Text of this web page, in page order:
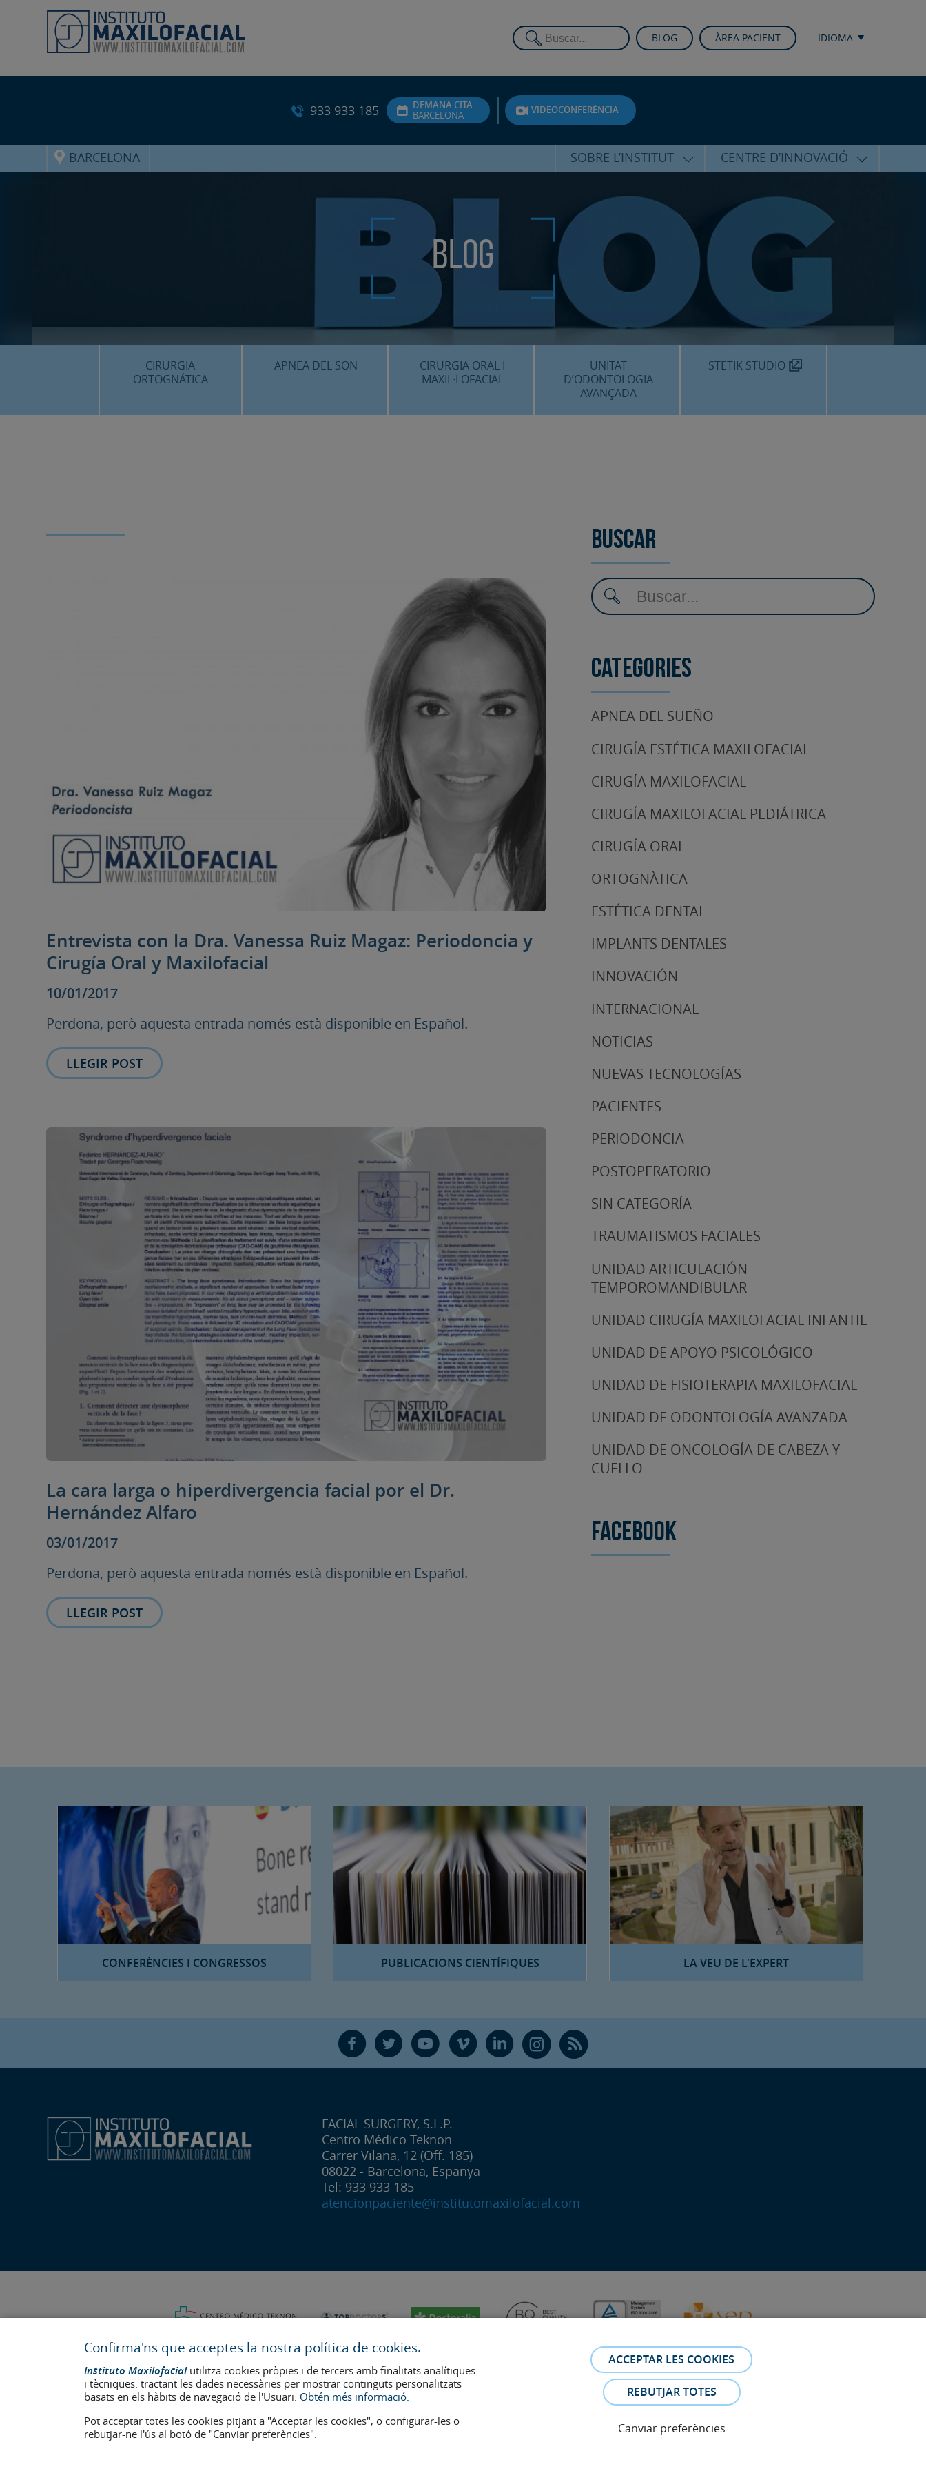
BLOG ÀREA PACIENT IDIOMA
933 933 185
DEMANA CITA
BARCELONA
VIDEOCONFERÈNCIA
BARCELONA SOBRE L’INSTITUT
ALFARO
ATENCIÓ PERSONALITZADA
UNITAT DE SUPORT
PSICOLÒGIC
SERVEIS INTERNACIONALS
CENTRE MÈDIC TEKNON
ON SOM?
CENTRE D’INNOVACIÓ
CONFERÈNCIES I CONGRESSOS
FORMACIÓ
PUBLICACIONS CIENTÍFIQUES
LA VEU DE L’EXPERT
Blog
CIRURGIA
ORTOGNÁTICA
APNEA DEL SON
CIRURGIA ORAL I
MAXIL·LOFACIAL
UNITAT
D’ODONTOLOGIA
AVANÇADA
STETIK STUDIO
Entrevista con la Dra. Vanessa Ruiz Magaz: Periodoncia y
Cirugía Oral y Maxilofacial
10/01/2017
Perdona, però aquesta entrada només està disponible en Español.
LLEGIR POST
La cara larga o hiperdivergencia facial por el Dr.
Hernández Alfaro
03/01/2017
Perdona, però aquesta entrada només està disponible en Español.
LLEGIR POST
Buscar
Categories
APNEA DEL SUEÑO
CIRUGÍA ESTÉTICA MAXILOFACIAL
CIRUGÍA MAXILOFACIAL
CIRUGÍA MAXILOFACIAL PEDIÁTRICA
CIRUGÍA ORAL
ORTOGNÀTICA
ESTÉTICA DENTAL
IMPLANTS DENTALES
INNOVACIÓN
INTERNACIONAL
NOTICIAS
NUEVAS TECNOLOGÍAS
PACIENTES
PERIODONCIA
POSTOPERATORIO
SIN CATEGORÍA
TRAUMATISMOS FACIALES
UNIDAD ARTICULACIÓN
TEMPOROMANDIBULAR
UNIDAD CIRUGÍA MAXILOFACIAL INFANTIL
UNIDAD DE APOYO PSICOLÓGICO
UNIDAD DE FISIOTERAPIA MAXILOFACIAL
UNIDAD DE ODONTOLOGÍA AVANZADA
UNIDAD DE ONCOLOGÍA DE CABEZA Y
CUELLO
Facebook
CONFERÈNCIES I CONGRESSOS PUBLICACIONS CIENTÍFIQUES LA VEU DE L'EXPERT
F T Y V L Ñ R
FACIAL SURGERY, S.L.P.
Centro Médico Teknon
Carrer Vilana, 12 (Off. 185)
08022 - Barcelona, Espanya
Tel: 933 933 185
atencionpaciente@institutomaxilofacial.com
Última actualització: 2023
Num. d'autorització de centre sanitari: E08646940
Confirma'ns que acceptes la nostra política de cookies.
Instituto Maxilofacialutilitza cookies pròpies i de tercers amb finalitats analítiques
i tècniques: tractant les dades necessàries per mostrar continguts personalitzats
basats en els hàbits de navegació de l'Usuari. Obtén més informació.
Pot acceptar totes les cookies pitjant a "Acceptar les cookies", o configurar-les o
rebutjar-ne l'ús al botó de "Canviar preferències".
Canviar preferències
REBUTJAR TOTES
ACCEPTAR LES COOKIES